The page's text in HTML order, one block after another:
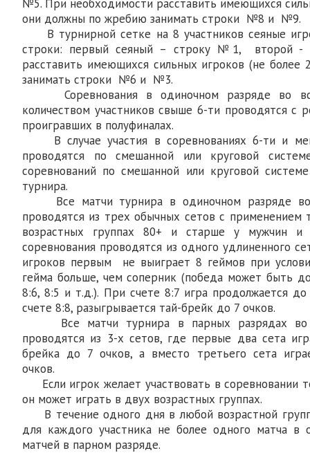
№5. При необходимости расставить имеющихся
они должны по жребию занимать строки №8 и №9.
В турнирной сетке на 8 участников сеяные
строки: первый сеяный – строку №1, второй
расставить имеющихся сильных игроков (не
занимать строки №6 и №3.
Соревнования в одиночном разряде во
количеством участников свыше 6-ти проводятся
проигравших в полуфиналах.
В случае участия в соревнованиях 6-ти и
проводятся по смешанной или круговой
соревнований по смешанной или круговой
турнира.
Все матчи турнира в одиночном разряде во
проводятся из трех обычных сетов с применением
возрастных группах 80+ и старше у мужчин
соревнования проводятся из одного удлиненного
игроков первым не выиграет 8 геймов при
гейма больше, чем соперник (победа может быть
8:6, 8:5 и т.д.). При счете 8:7 игра продолжается
счете 8:8, разыгрывается тай-брейк до 7 очков.
Все матчи турнира в парных разрядах во
проводятся из 3-х сетов, где первые два сета
брейка до 7 очков, а вместо третьего сета
очков.
Если игрок желает участвовать в соревновании
он может играть в двух возрастных группах.
В течение одного дня в любой возрастной
для каждого участника не более одного матча в
матчей в парном разряде.